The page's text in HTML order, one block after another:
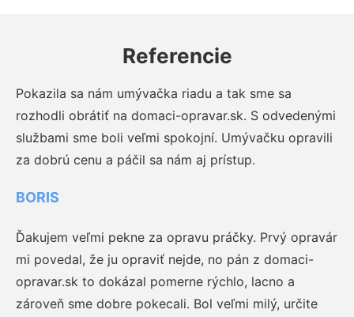
Referencie
Pokazila sa nám umývačka riadu a tak sme sa
rozhodli obrátiť na domaci-opravar.sk. S odvedenými
službami sme boli veľmi spokojní. Umývačku opravili
za dobrú cenu a páčil sa nám aj prístup.
BORIS
Ďakujem veľmi pekne za opravu práčky. Prvý opravár
mi povedal, že ju opraviť nejde, no pán z domaci-
opravar.sk to dokázal pomerne rýchlo, lacno a
zároveň sme dobre pokecali. Bol veľmi milý, určite